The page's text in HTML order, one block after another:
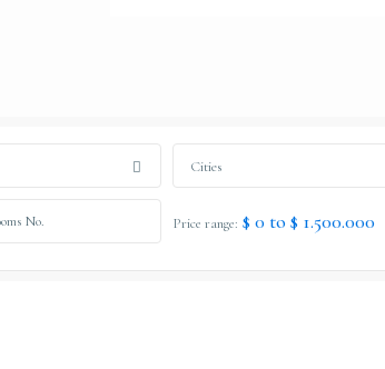
Cities
Price range: $ 0 to $ 1.500.000